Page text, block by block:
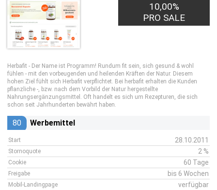
10,00%
PRO SALE
Herbafit - Der Name ist Programm! Rundum fit sein, sich gesund & wohl
fühlen - mit den vorbeugenden und heilenden Kräften der Natur. Diesem
hohen Ziel fühlt sich Herbafit verpflichtet. Bei herbafit erhalten die Kunden
pflanzliche -, bzw. nach dem Vorbild der Natur hergestellte
Nahrungsergänzungsmittel. Oft handelt es sich um Rezepturen, die sich
schon seit Jahrhunderten bewährt haben.
80 Werbemittel
Start 28.10.2011
Stornoquote 2 %
Cookie 60 Tage
Freigabe bis 6 Wochen
Mobil-Landingpage verfügbar